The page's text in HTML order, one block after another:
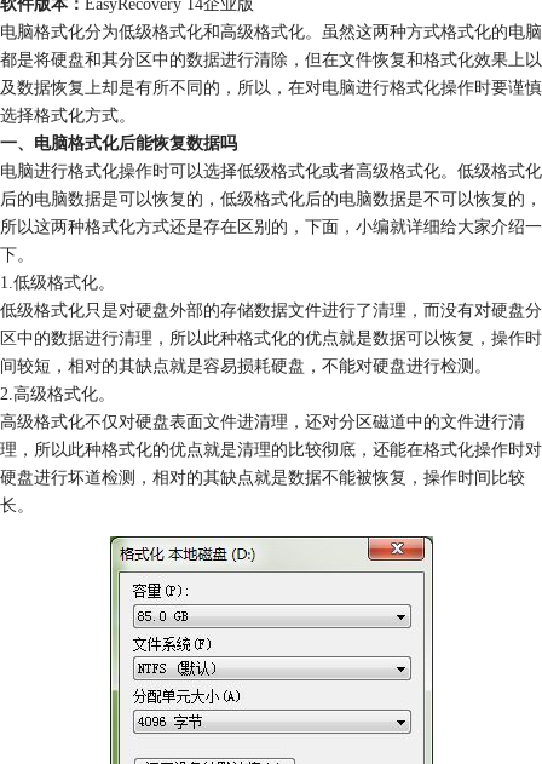
电脑格式化分为低级格式化和高级格式化。虽然这两种方式格式化的电脑
都是将硬盘和其分区中的数据进行清除，但在文件恢复和格式化效果上以
及数据恢复上却是有所不同的，所以，在对电脑进行格式化操作时要谨慎
选择格式化方式。
一、电脑格式化后能恢复数据吗
电脑进行格式化操作时可以选择低级格式化或者高级格式化。低级格式化
后的电脑数据是可以恢复的，低级格式化后的电脑数据是不可以恢复的，
所以这两种格式化方式还是存在区别的，下面，小编就详细给大家介绍一
下。
1.低级格式化。
低级格式化只是对硬盘外部的存储数据文件进行了清理，而没有对硬盘分
区中的数据进行清理，所以此种格式化的优点就是数据可以恢复，操作时
间较短，相对的其缺点就是容易损耗硬盘，不能对硬盘进行检测。
2.高级格式化。
高级格式化不仅对硬盘表面文件进清理，还对分区磁道中的文件进行清
理，所以此种格式化的优点就是清理的比较彻底，还能在格式化操作时对
硬盘进行坏道检测，相对的其缺点就是数据不能被恢复，操作时间比较
长。